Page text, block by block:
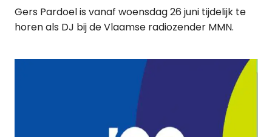
Gers Pardoel is vanaf woensdag 26 juni tijdelijk te
horen als DJ bij de Vlaamse radiozender MMN.